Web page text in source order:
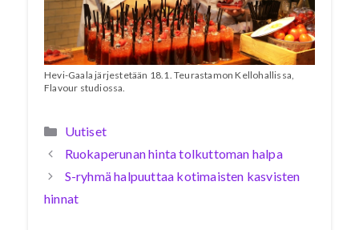
Hevi-Gaala järjestetään 18.1. Teurastamon Kellohallissa,
Flavour studiossa.
Kategoriat
Uutiset
Ruokaperunan hinta tolkuttoman halpa
S-ryhmä halpuuttaa kotimaisten kasvisten
hinnat